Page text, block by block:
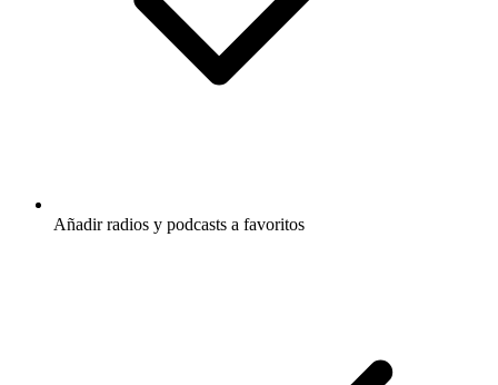
Añadir radios y podcasts a favoritos